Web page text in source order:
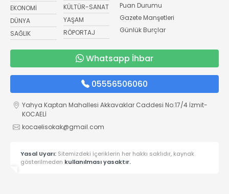
EKONOMİ
DÜNYA
SAĞLIK
KÜLTÜR-SANAT
YAŞAM
RÖPORTAJ
Puan Durumu
Gazete Manşetleri
Günlük Burçlar
Whatsapp İhbar
05556506060
Yahya Kaptan Mahallesi Akkavaklar Caddesi No:17/4 İzmit-
KOCAELİ
kocaelisokak@gmail.com
Yasal Uyarı: Sitemizdeki içeriklerin her hakkı saklıdır, kaynak
gösterilmeden kullanılması yasaktır.